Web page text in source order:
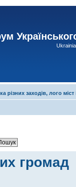
різних заходів, лого міст
громад